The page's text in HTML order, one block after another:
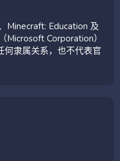
Minecraft: Education 及
Microsoft Corporation）
何隶属关系，也不代表官